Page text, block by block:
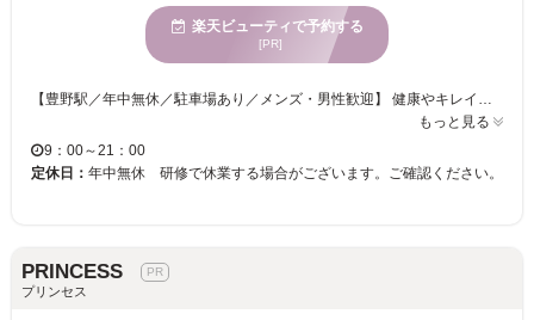
楽天ビューティで予約する
[PR]
もっと見る
9：00～21：00
定休日： 年中無休 研修で休業する場合がございます。ご確認ください。
PRINCESS
プリンセス